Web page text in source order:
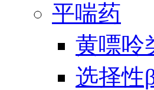
平喘药
黄嘌呤
选择性